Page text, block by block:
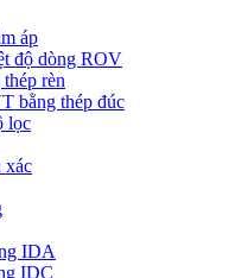
áp
độ dòng ROV
rèn
bằng thép đúc
lọc
xác
IDA
IDC